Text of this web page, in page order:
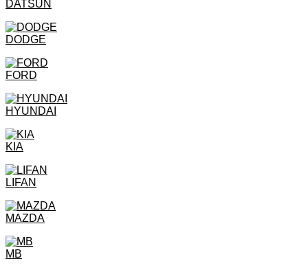
DATSUN
DODGE
FORD
HYUNDAI
KIA
LIFAN
MAZDA
MB